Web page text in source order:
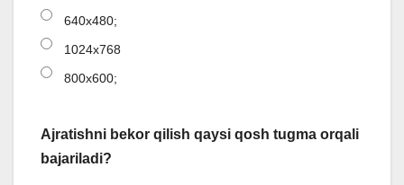
640x480;
1024x768
800x600;
Ajratishni bekor qilish qaysi qosh tugma orqali
bajariladi?